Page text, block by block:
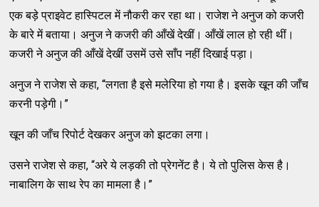
एक बड़े प्राइवेट हास्पिटल में नौकरी कर रहा था। राजेश ने अनुज को कजरी
के बारे में बताया। अनुज ने कजरी की आँखें देखीं। आँखें लाल हो रही थीं।
कजरी ने अनुज की आँखें देखीं उसमें उसे साँप नहीं दिखाई पड़ा।
अनुज ने राजेश से कहा, “लगता है इसे मलेरिया हो गया है। इसके खून की जाँच
करनी पड़ेगी।”
खून की जाँच रिपोर्ट देखकर अनुज को झटका लगा।
उसने राजेश से कहा, “अरे ये लड़की तो प्रेगनेंट है। ये तो पुलिस केस है।
नाबालिग के साथ रेप का मामला है।”